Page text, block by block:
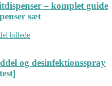
– komplet guide
sæt
og desinfektionsspray